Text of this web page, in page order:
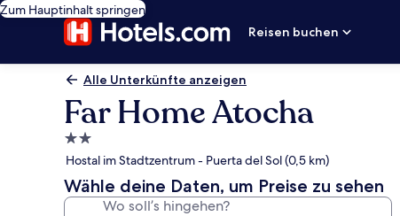
Zum Hauptinhalt springen
Reisen buchen
Alle Unterkünfte anzeigen
Far Home Atocha
2.0-
Sterne-
Unterkunft
Hostal im Stadtzentrum - Puerta del Sol (0,5 km)
Wähle deine Daten, um Preise zu sehen
Wo soll’s hingehen?